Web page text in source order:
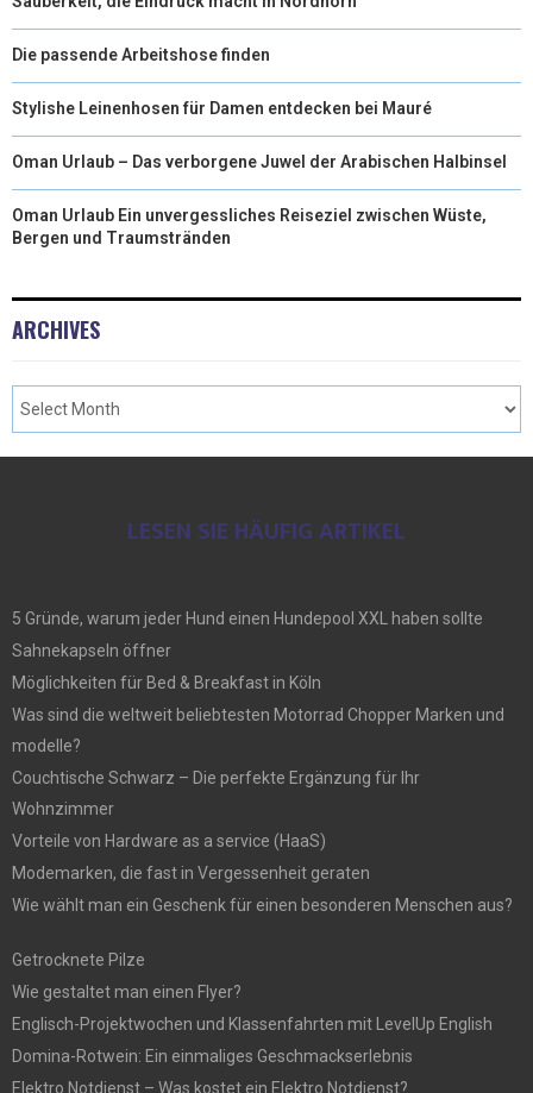
Die passende Arbeitshose finden
Stylishe Leinenhosen für Damen entdecken bei Mauré
Oman Urlaub – Das verborgene Juwel der Arabischen Halbinsel
Oman Urlaub Ein unvergessliches Reiseziel zwischen Wüste,
Bergen und Traumstränden
ARCHIVES
LESEN SIE HÄUFIG ARTIKEL
5 Gründe, warum jeder Hund einen Hundepool XXL haben sollte
Sahnekapseln öffner
Möglichkeiten für Bed & Breakfast in Köln
Was sind die weltweit beliebtesten Motorrad Chopper Marken und
modelle?
Couchtische Schwarz – Die perfekte Ergänzung für Ihr
Wohnzimmer
Vorteile von Hardware as a service (HaaS)
Modemarken, die fast in Vergessenheit geraten
Wie wählt man ein Geschenk für einen besonderen Menschen aus?
Getrocknete Pilze
Wie gestaltet man einen Flyer?
Englisch-Projektwochen und Klassenfahrten mit LevelUp English
Domina-Rotwein: Ein einmaliges Geschmackserlebnis
Elektro Notdienst – Was kostet ein Elektro Notdienst?